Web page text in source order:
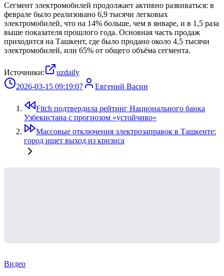
Сегмент электромобилей продолжает активно развиваться: в
феврале было реализовано 6,9 тысячи легковых
электромобилей, что на 14% больше, чем в январе, и в 1,5 раза
выше показателя прошлого года. Основная часть продаж
приходится на Ташкент, где было продано около 4,5 тысячи
электромобилей, или 65% от общего объёма сегмента.
Источники:
uzdaily
2026-03-15 09:19:07
Евгений Васин
Fitch подтвердила рейтинг Национального банка
Узбекистана с прогнозом «устойчиво»
Массовые отключения электрозаправок в Ташкенте:
город ищет выход из кризиса
Видео